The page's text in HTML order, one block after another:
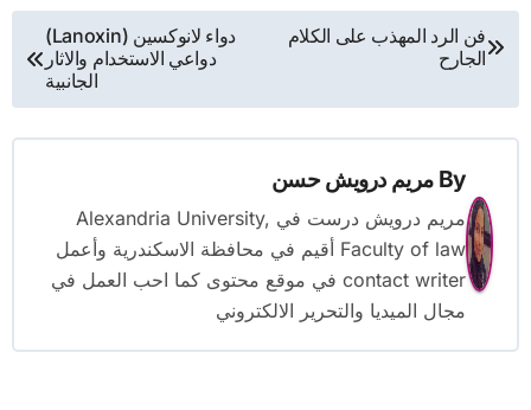
تصفّح
المقالات
فن الرد المهذب على الكلام
الجارح
دواء لانوكسين (Lanoxin)
دواعي الاستخدام والاثار
الجانبية
By مريم درويش حسن
مريم درويش درست في ‏Alexandria University,
Faculty of law أقيم في محافظة الاسكندرية وأعمل
contact writer‏ في موقع محتوى كما احب العمل في
مجال الميديا والتحرير الالكتروني